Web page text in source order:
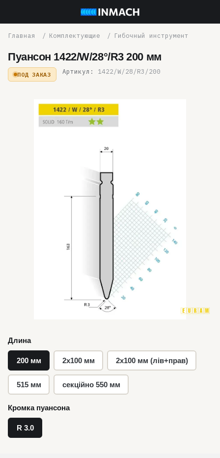
Комплектующие Гибочный инструмент
Пуансон 1422/W/28°/R3 200 мм
ПОД ЗАКАЗ Артикул: 1422/W/28/R3/200
Длина
200 мм 2x100 мм 2x100 мм (лів+прав)
515 мм секційно 550 мм
Кромка пуансона
R 3.0